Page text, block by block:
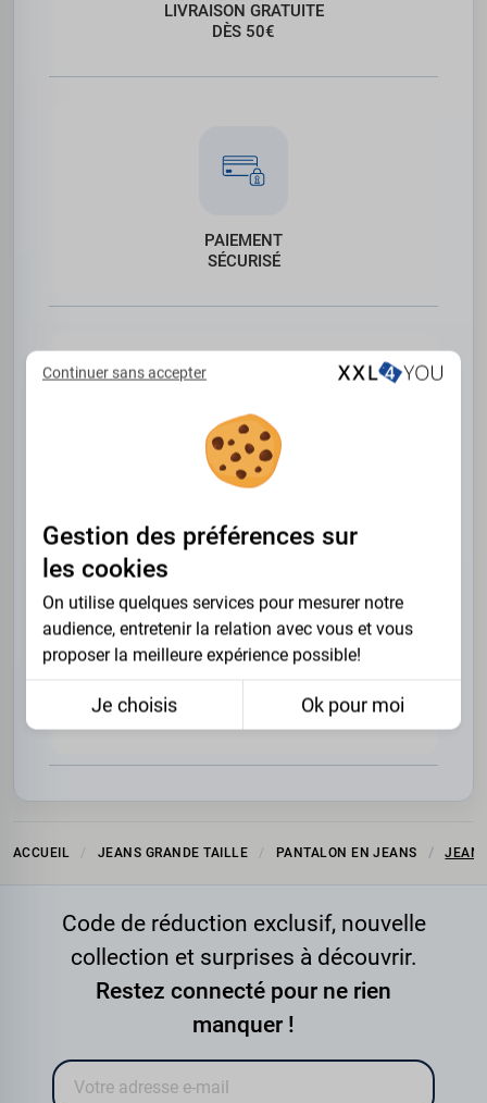
LIVRAISON GRATUITE
DÈS 50€
PAIEMENT
SÉCURISÉ
SATISFAIT OU
REMBOURSÉ
RETOUR OFFERT
ACCUEIL JEANS GRANDE TAILLE PANTALON EN JEANS
Code de réduction exclusif, nouvelle
collection et surprises à découvrir.
Restez connecté pour ne rien
manquer !
Continuer sans accepter
Gestion des préférences sur
les cookies
On utilise quelques services pour mesurer notre
audience, entretenir la relation avec vous et vous
proposer la meilleure expérience possible!
Je choisis Ok pour moi